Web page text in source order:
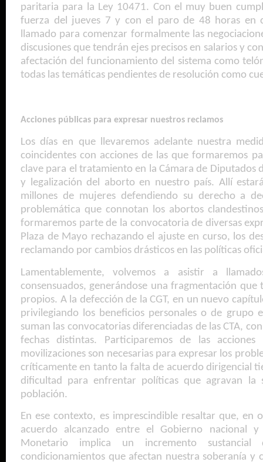
paritaria para la Ley 10471. Con el muy buen
fuerza del jueves 7 y con el paro de 48 horas en
llamado para comenzar formalmente las
discusiones que tendrán ejes precisos en salarios y
afectación del funcionamiento del sistema como
todas las temáticas pendientes de resolución como
Acciones públicas para expresar nuestros reclamos
Los días en que llevaremos adelante nuestra
coincidentes con acciones de las que formaremos
clave para el tratamiento en la Cámara de Diputados
y legalización del aborto en nuestro país. Allí
millones de mujeres defendiendo su derecho a
problemática que connotan los abortos
formaremos parte de la convocatoria de diversas
Plaza de Mayo rechazando el ajuste en curso, los
reclamando por cambios drásticos en las políticas
Lamentablemente, volvemos a asistir a
consensuados, generándose una fragmentación
propios. A la defección de la CGT, en un nuevo
privilegiando los beneficios personales o de grupo
suman las convocatorias diferenciadas de las CTA,
fechas distintas. Participaremos de las
movilizaciones son necesarias para expresar los
críticamente en tanto la falta de acuerdo dirigencial
dificultad para enfrentar políticas que agravan
población.
En ese contexto, es imprescindible resaltar que, en
acuerdo alcanzado entre el Gobierno nacional
Monetario implica un incremento
condicionamientos que afectan nuestra soberanía y